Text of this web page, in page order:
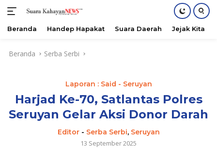
Beranda Handep Hapakat Suara Daerah Jejak Kita
Beranda Serba Serbi
Laporan : Said - Seruyan
Harjad Ke-70, Satlantas Polres
Seruyan Gelar Aksi Donor Darah
Editor- Serba Serbi, Seruyan
13 September 2025